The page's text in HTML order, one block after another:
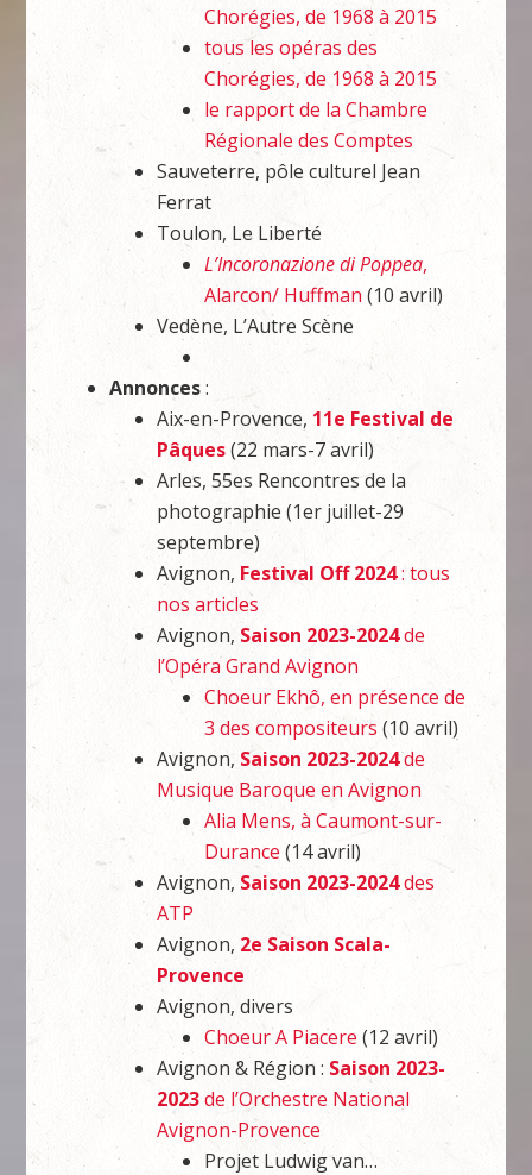
Chorégies, de 1968 à 2015
tous les opéras des
Chorégies, de 1968 à 2015
le rapport de la Chambre
Régionale des Comptes
Sauveterre, pôle culturel Jean
Ferrat
Toulon, Le Liberté
L’Incoronazione di Poppea,
Alarcon/ Huffman (10 avril)
Vedène, L’Autre Scène
Annonces:
Aix-en-Provence, 11e Festival de
Pâques(22 mars-7 avril)
Arles, 55es Rencontres de la
photographie (1er juillet-29
septembre)
Avignon, Festival Off 2024: tous
nos articles
Avignon, Saison 2023-2024de
l’Opéra Grand Avignon
Choeur Ekhô, en présence de
3 des compositeurs (10 avril)
Avignon, Saison 2023-2024de
Musique Baroque en Avignon
Alia Mens, à Caumont-sur-
Durance (14 avril)
Avignon, Saison 2023-2024des
ATP
Avignon, 2e Saison Scala-
Provence
Avignon, divers
Choeur A Piacere (12 avril)
Avignon & Région : Saison 2023-
2023de l’Orchestre National
Avignon-Provence
Projet Ludwig van…